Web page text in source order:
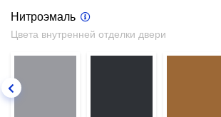
Нитроэмаль
Цвета внутренней отделки двери